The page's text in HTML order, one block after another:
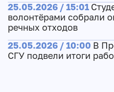
25.05.2026 / 15:01
волонтёрами собрали
речных отходов
25.05.2026 / 10:00 В
СГУ подвели итоги